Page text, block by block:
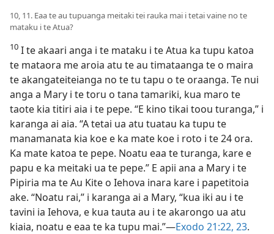
10, 11. Eaa te au tupuanga meitaki tei rauka mai i tetai vaine no te
mataku i te Atua?
10 I te akaari anga i te mataku i te Atua ka tupu katoa
te mataora me aroia atu te au timataanga te o maira
te akangateiteianga no te tu tapu o te oraanga. Te nui
anga a Mary i te toru o tana tamariki, kua maro te
taote kia titiri aia i te pepe. “E kino tikai toou turanga,” i
karanga ai aia. “A tetai ua atu tuatau ka tupu te
manamanata kia koe e ka mate koe i roto i te 24 ora.
Ka mate katoa te pepe. Noatu eaa te turanga, kare e
papu e ka meitaki ua te pepe.” E apii ana a Mary i te
Pipiria ma te Au Kite o Iehova inara kare i papetitoia
ake. “Noatu rai,” i karanga ai a Mary, “kua iki au i te
tavini ia Iehova, e kua tauta au i te akarongo ua atu
kiaia, noatu e eaa te ka tupu mai.”​—Exodo 21:22, 23.